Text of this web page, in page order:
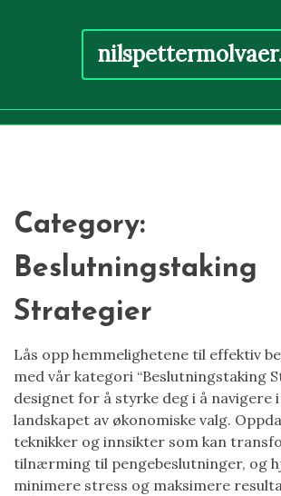
Category:
Beslutningstaking
Strategier
Lås opp hemmelighetene til effektiv
med vår kategori “Beslutningstaking
designet for å styrke deg i å navigere
landskapet av økonomiske valg.
teknikker og innsikter som kan
tilnærming til pengebeslutninger, og
minimere stress og maksimere